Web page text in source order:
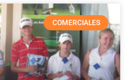
COMERCIALES